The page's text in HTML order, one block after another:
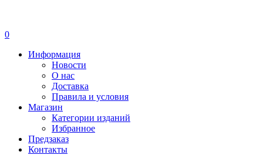
0
Информация
Новости
О нас
Доставка
Правила и условия
Магазин
Категории изданий
Избранное
Предзаказ
Контакты